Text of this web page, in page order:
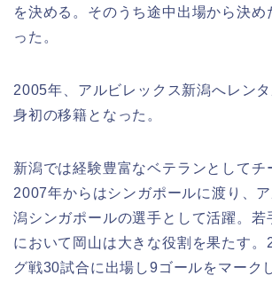
を決める。そのうち途中出場から決め
った。
2005年、アルビレックス新潟へレン
身初の移籍となった。
新潟では経験豊富なベテランとしてチ
2007年からはシンガポールに渡り、
潟シンガポールの選手として活躍。若
において岡山は大きな役割を果たす。
グ戦30試合に出場し9ゴールをマーク